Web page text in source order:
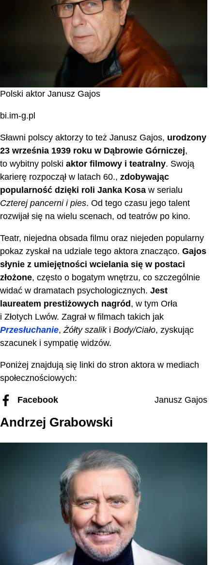
Polski aktor Janusz Gajos
bi.im-g.pl
Sławni polscy aktorzy to też Janusz Gajos, urodzony
23 września 1939 roku w Dąbrowie Górniczej,
to wybitny polski aktor filmowy i teatralny. Swoją
karierę rozpoczął w latach 60., zdobywając
popularność dzięki roli Janka Kosa w serialu
Czterej pancerni i pies. Od tego czasu jego talent
rozwijał się na wielu scenach, od teatrów po kino.
Teatr, niejedna obsada filmu oraz niejeden popularny
pokaz zyskał na udziale tego aktora znacząco. Gajos
słynie z umiejętności wcielania się w postaci
złożone, często o bogatym wnętrzu, co szczególnie
widać w dramatach psychologicznych. Jest
laureatem prestiżowych nagród, w tym Orła
i Złotych Lwów. Zagrał w filmach takich jak
Przesłuchanie, Żółty szaliki Body/Ciało, zyskując
szacunek i sympatię widzów.
Poniżej znajdują się linki do stron aktora w mediach
społecznościowych:
Facebook Janusz Gajos
Andrzej Grabowski